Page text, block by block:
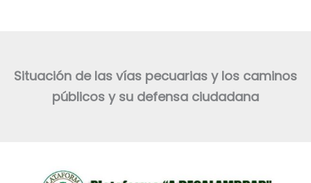
Situación de las vías pecuarias y los caminos
públicos y su defensa ciudadana